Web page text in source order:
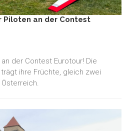
Piloten an der Contest
der Contest Eurotour! Die
ihre Früchte, gleich zwei